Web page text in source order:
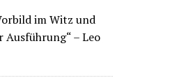
im Witz und
Ausführung“ – Leo